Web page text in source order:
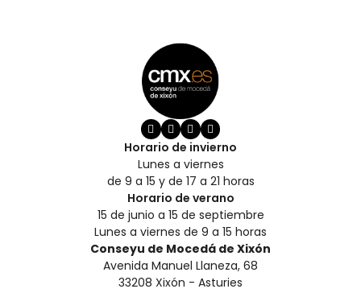
Conseyu de Mocedá de Xixón
Avenida Manuel Llaneza, 68
33208 Xixón - Asturies
Horario de invierno
Lunes a viernes
de 9 a 15 y de 17 a 21 horas
Horario de verano
15 de junio a 15 de septiembre
Lunes a viernes de 9 a 15 horas